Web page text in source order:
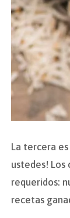
La tercera
ustedes!
requeridos:
recetas